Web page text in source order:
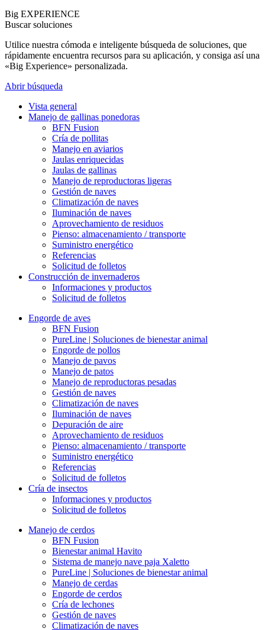
Big EXPERIENCE
Buscar soluciones
Utilice nuestra cómoda e inteligente búsqueda de soluciones, que
rápidamente encuentra recursos para su aplicación, y consiga así una
«Big Experience» personalizada.
Abrir búsqueda
Vista general
Manejo de gallinas ponedoras
BFN Fusion
Cría de pollitas
Manejo en aviarios
Jaulas enriquecidas
Jaulas de gallinas
Manejo de reproductoras ligeras
Gestión de naves
Climatización de naves
Iluminación de naves
Aprovechamiento de residuos
Pienso: almacenamiento / transporte
Suministro energético
Referencias
Solicitud de folletos
Construcción de invernaderos
Informaciones y productos
Solicitud de folletos
Engorde de aves
BFN Fusion
PureLine | Soluciones de bienestar animal
Engorde de pollos
Manejo de pavos
Manejo de patos
Manejo de reproductoras pesadas
Gestión de naves
Climatización de naves
Iluminación de naves
Depuración de aire
Aprovechamiento de residuos
Pienso: almacenamiento / transporte
Suministro energético
Referencias
Solicitud de folletos
Cría de insectos
Informaciones y productos
Solicitud de folletos
Manejo de cerdos
BFN Fusion
Bienestar animal Havito
Sistema de manejo nave paja Xaletto
PureLine | Soluciones de bienestar animal
Manejo de cerdas
Engorde de cerdos
Cría de lechones
Gestión de naves
Climatización de naves